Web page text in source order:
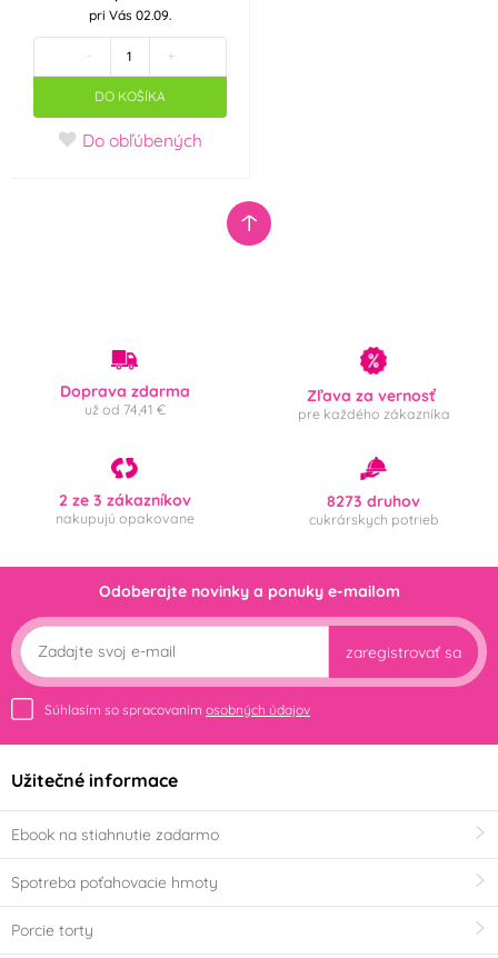
pri Vás 02.09.
- +
DO KOŠÍKA
Do obľúbených
Doprava zdarma
už od 74,41 €
Zľava za vernosť
pre každého zákazníka
2 ze 3 zákazníkov
nakupujú opakovane
8273 druhov
cukrárskych potrieb
Odoberajte novinky a ponuky e-mailom
zaregistrovať sa
Súhlasím so spracovaním osobných údajov
Užitečné informace
Ebook na stiahnutie zadarmo
Spotreba poťahovacie hmoty
Porcie torty